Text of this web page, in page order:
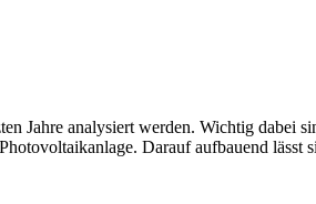
Jahre analysiert werden. Wichtig dabei
Darauf aufbauend lässt